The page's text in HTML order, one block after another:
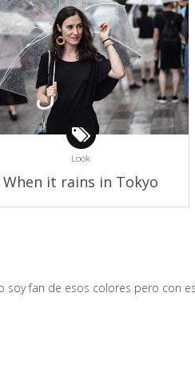
Look
When it rains in Tokyo
soy fan de esos colores pero con